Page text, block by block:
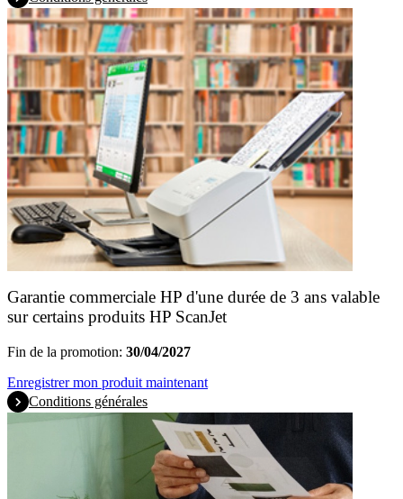
Garantie commerciale HP d'une durée de 3 ans valable
sur certains produits HP ScanJet
Fin de la promotion: 30/04/2027
Enregistrer mon produit maintenant
Conditions générales